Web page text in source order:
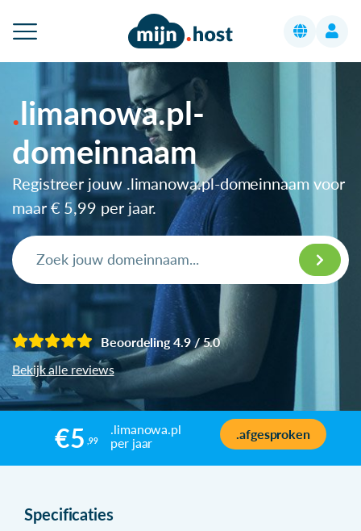
limanowa.pl-
domeinnaam
Registreer jouw .limanowa.pl-domeinnaam voor
maar € 5,99 per jaar.
Beoordeling 4.9 / 5.0
Bekijk alle reviews
€5 ,99
.limanowa.pl
per jaar
.afgesproken
Specificaties